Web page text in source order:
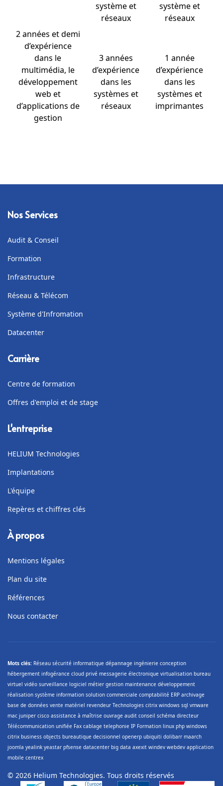
2 années et demi
d’expérience
dans le
multimédia, le
développement
web et
d’applications de
gestion
système et
réseaux
3 années
d’expérience
dans les
systèmes et
réseaux
système et
réseaux
1 année
d’expérience
dans les
systèmes et
imprimantes
Nos Services
Audit & Conseil
Formation
Infrastructure
Réseau & Télécom
Système d'Infromation
Datacenter
Carrière
Centre de formation
Offres d'emploi et de stage
L'entreprise
HELIUM Technologies
Implantations
L'équipe
Repères et chiffres clés
À propos
Mentions légales
Plan du site
Références
Nous contacter
Mots clés: Réseau sécurité informatique dépannage ingénierie conception
hébergement infogérance cloud privé messagerie électronique virtualisation bureau
virtuel vidéo surveillance logiciel métier gestion maintenance développement
réalisation système information solution commerciale comptabilité ERP archivage
base de données vente matériel revendeur Technologies citrix windows sql vmware
mac juniper cisco assistance à maîtrise ouvrage audit conseil schéma directeur
Télécommunication unifiée Fax cablage telephonie IP Formation linux php windows
citrix business objects bureautique decisionnel openerp ubiquiti dolibarr maarch
joomla yealink yeastar pfsense datacenter big data axexit windev webdev application
mobile centrex
© 2026 Helium Technologies. Tous droits réservés